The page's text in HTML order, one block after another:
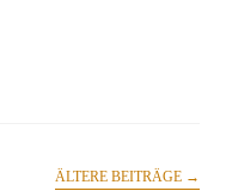
ÄLTERE BEITRÄGE →